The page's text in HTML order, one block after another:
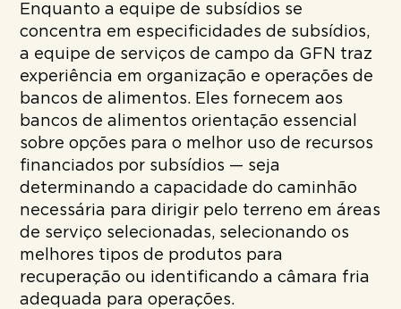
Enquanto a equipe de subsídios se
concentra em especificidades de subsídios,
a equipe de serviços de campo da GFN traz
experiência em organização e operações de
bancos de alimentos. Eles fornecem aos
bancos de alimentos orientação essencial
sobre opções para o melhor uso de recursos
financiados por subsídios — seja
determinando a capacidade do caminhão
necessária para dirigir pelo terreno em áreas
de serviço selecionadas, selecionando os
melhores tipos de produtos para
recuperação ou identificando a câmara fria
adequada para operações.